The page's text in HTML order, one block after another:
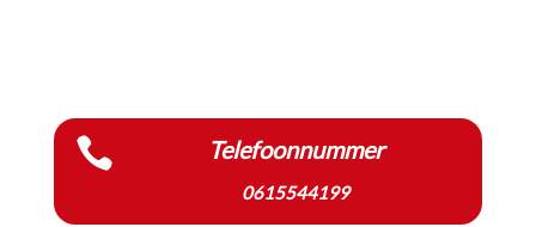
 Telefoonnummer
0615544199